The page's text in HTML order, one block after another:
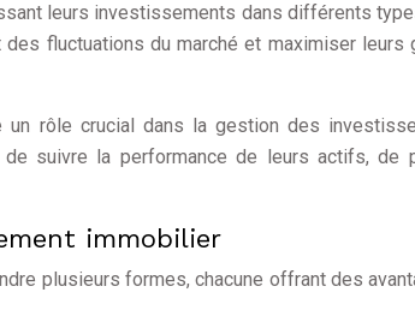
leurs investissements dans différents
fluctuations du marché et maximiser leurs
un rôle crucial dans la gestion des
suivre la performance de leurs actifs, de
immobilier
plusieurs formes, chacune offrant des